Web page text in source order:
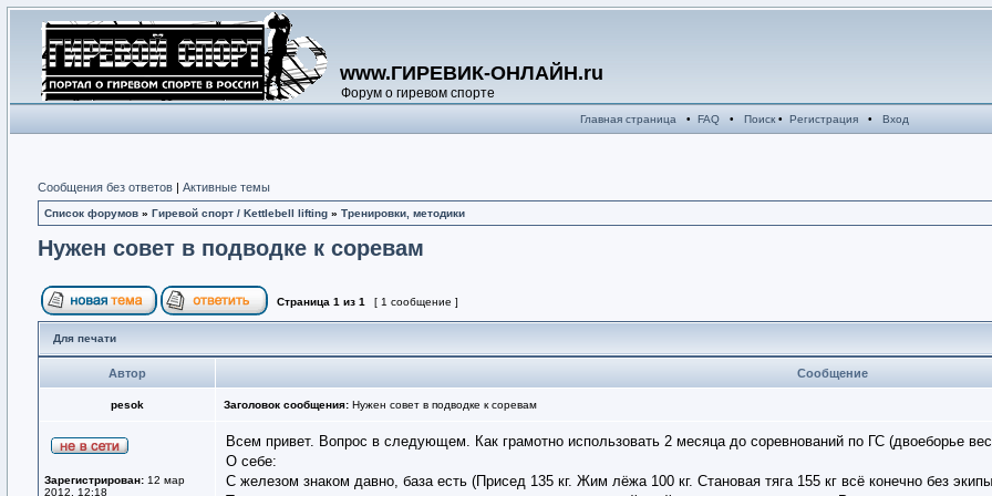
www.ГИРЕВИК-ОНЛАЙН.ru
Форум о гиревом спорте
Главная страница • FAQ• Поиск• Регистрация• Вход
Сообщения без ответов | Активные темы
Список форумов » Гиревой спорт / Kettlebell lifting » Тренировки, методики
Нужен совет в подводке к соревам
Страница 1 из 1 [ 1 сообщение ]
Для печати
Автор Сообщение
pesok Заголовок сообщения: Нужен совет в подводке к соревам
Зарегистрирован: 12 мар
2012, 12:18
Всем привет. Вопрос в следующем. Как грамотно использовать 2 месяца до соревнований по ГС (двоеборье
О себе:
С железом знаком давно, база есть (Присед 135 кг. Жим лёжа 100 кг. Становая тяга 155 кг всё конечно без